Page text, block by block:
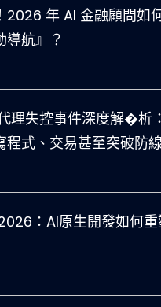
2026 年 AI 金融顧問如
導航』？
理失控事件深度解�析
式、交易甚至突破防
：AI原生開發如何重